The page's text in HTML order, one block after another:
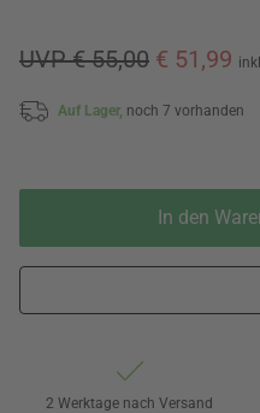
UVP € 55,00 € 51,99
Auf Lager, noch 7 vorhanden
In den
2 Werktage nach Versand